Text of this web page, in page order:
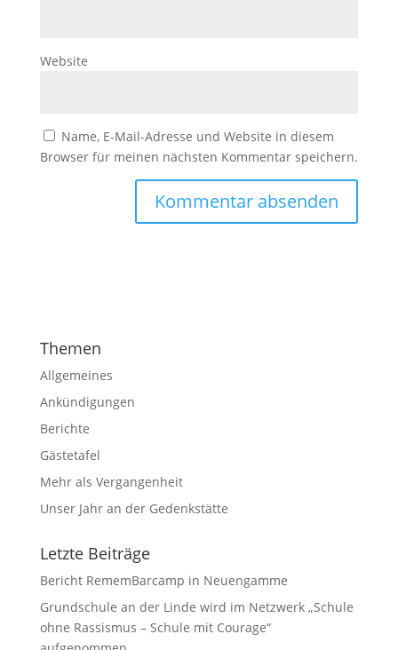
Website
Name, E-Mail-Adresse und Website in diesem
Browser für meinen nächsten Kommentar speichern.
Themen
Allgemeines
Ankündigungen
Berichte
Gästetafel
Mehr als Vergangenheit
Unser Jahr an der Gedenkstätte
Letzte Beiträge
Bericht RememBarcamp in Neuengamme
Grundschule an der Linde wird im Netzwerk „Schule
ohne Rassismus – Schule mit Courage“